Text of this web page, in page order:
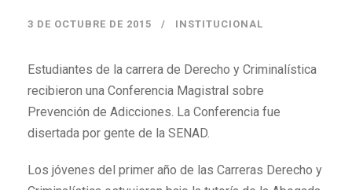
3 DE OCTUBRE DE 2015 INSTITUCIONAL
Estudiantes de la carrera de Derecho y Criminalística
recibieron una Conferencia Magistral sobre
Prevención de Adicciones. La Conferencia fue
disertada por gente de la SENAD.
Los jóvenes del primer año de las Carreras Derecho y